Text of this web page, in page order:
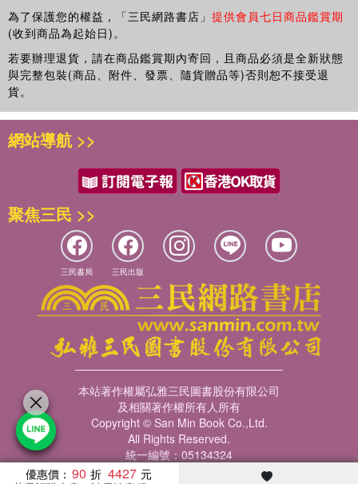
為了保護您的權益，「三民網路書店」 提供會員七日商品鑑賞期
(收到商品為起始日)。
若要辦理退貨，請在商品鑑賞期內寄回，且商品必須是全新狀態
與完整包裝(商品、附件、發票、隨貨贈品等)否則恕不接受退
貨。
優惠價： 90 4427
網站導航 >>
聚焦三民 >>
三民書局 三民出版
本站著作權屬弘雅三民圖書股份有限公司
及相關著作權所有人所有
Copyright © San Min Book Co.,Ltd.
All Rights Reserved.
統一編號：05134324